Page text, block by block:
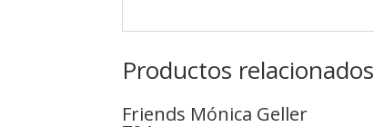
Productos relacionados
Friends Mónica Geller